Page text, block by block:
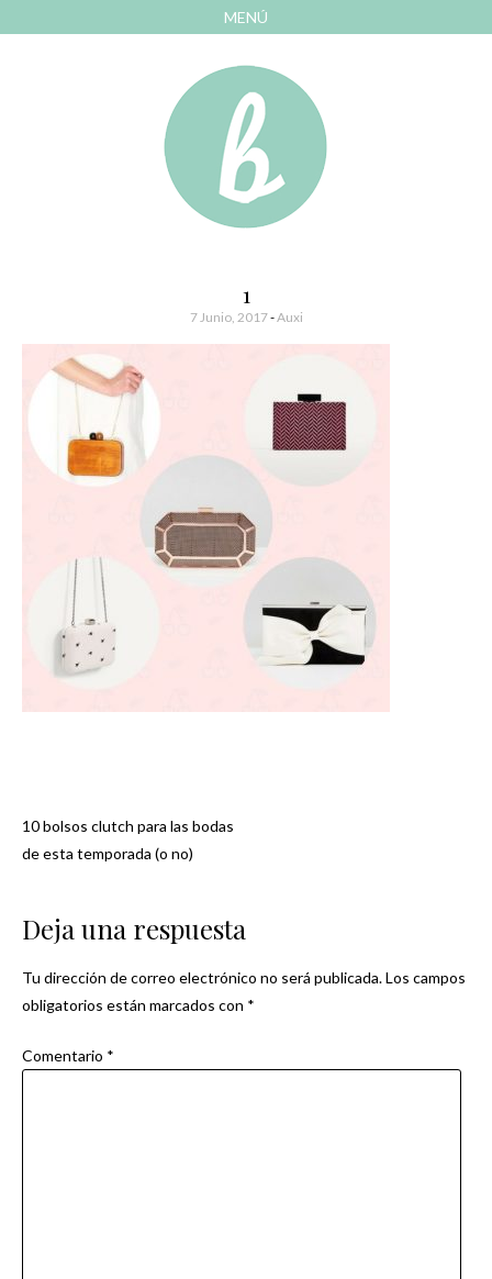
MENÚ
Bonitismos
1
7 Junio, 2017-Auxi
Navegación
10 bolsos clutch para las bodas
de esta temporada (o no)
Deja una respuesta
Tu dirección de correo electrónico no será publicada.Los campos
obligatorios están marcados con *
Comentario *